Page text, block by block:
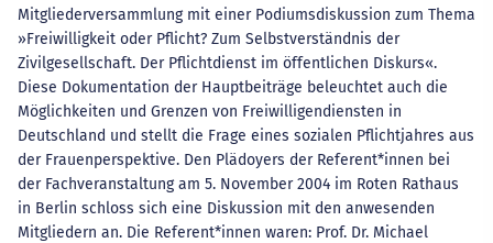
Mitgliederversammlung mit einer Podiumsdiskussion zum Thema
»Freiwilligkeit oder Pflicht? Zum Selbstverständnis der
Zivilgesellschaft. Der Pflichtdienst im öffentlichen Diskurs«.
Diese Dokumentation der Hauptbeiträge beleuchtet auch die
Möglichkeiten und Grenzen von Freiwilligendiensten in
Deutschland und stellt die Frage eines sozialen Pflichtjahres aus
der Frauenperspektive. Den Plädoyers der Referent*innen bei
der Fachveranstaltung am 5. November 2004 im Roten Rathaus
in Berlin schloss sich eine Diskussion mit den anwesenden
Mitgliedern an. Die Referent*innen waren: Prof. Dr. Michael